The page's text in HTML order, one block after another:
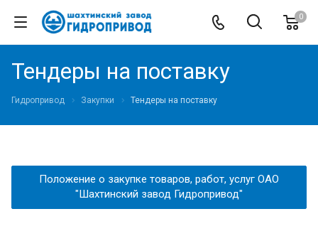
0
Тендеры на поставку
Гидропривод Закупки Тендеры на поставку
Положение о закупке товаров, работ, услуг ОАО
"Шахтинский завод Гидропривод"